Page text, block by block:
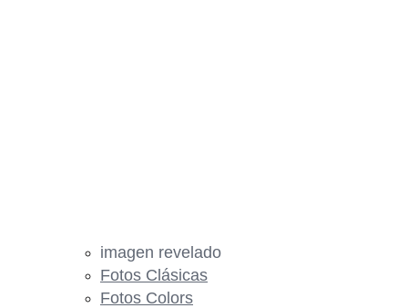
imagen revelado
Fotos Clásicas
Fotos Colors